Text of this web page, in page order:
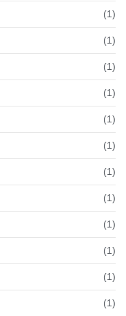
(1)
(1)
(1)
(1)
(1)
(1)
(1)
(1)
(1)
(1)
(1)
(1)